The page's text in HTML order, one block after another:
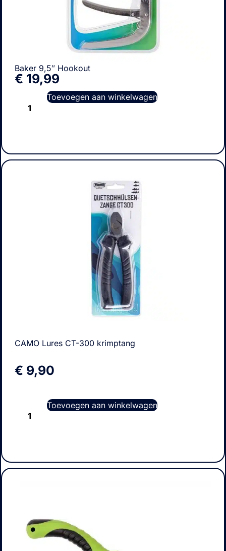
Baker 9,5″ Hookout
€ 19,99
Toevoegen aan winkelwagen
CAMO Lures CT-300 krimptang
€ 9,90
Toevoegen aan winkelwagen